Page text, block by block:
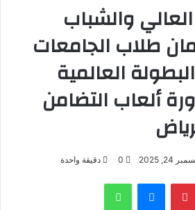
العالي والشباب
طلاب الجامعات
العالمية
ألعاب التضامن
24, 2025
0 دقيقة واحدة
بينتيريستماسنجر واتساب